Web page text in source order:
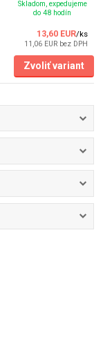
13,60 EUR/ks
11,06 EUR bez DPH
Skladom, expedujeme
do 48 hodín
Zvoliť variant